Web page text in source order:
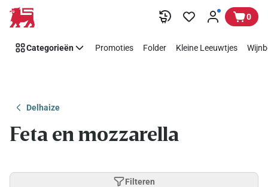
Overslaan 0
Categorieën Promoties Folder Kleine Leeuwtjes
Delhaize
Feta en mozzarella
Filteren